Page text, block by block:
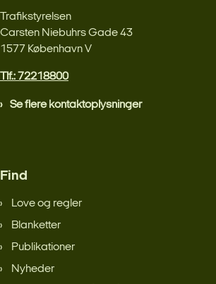
Trafikstyrelsen
Carsten Niebuhrs Gade 43
1577 København V
Tlf.: 72218800
Se flere kontaktoplysninger
Find
Love og regler
Blanketter
Publikationer
Nyheder